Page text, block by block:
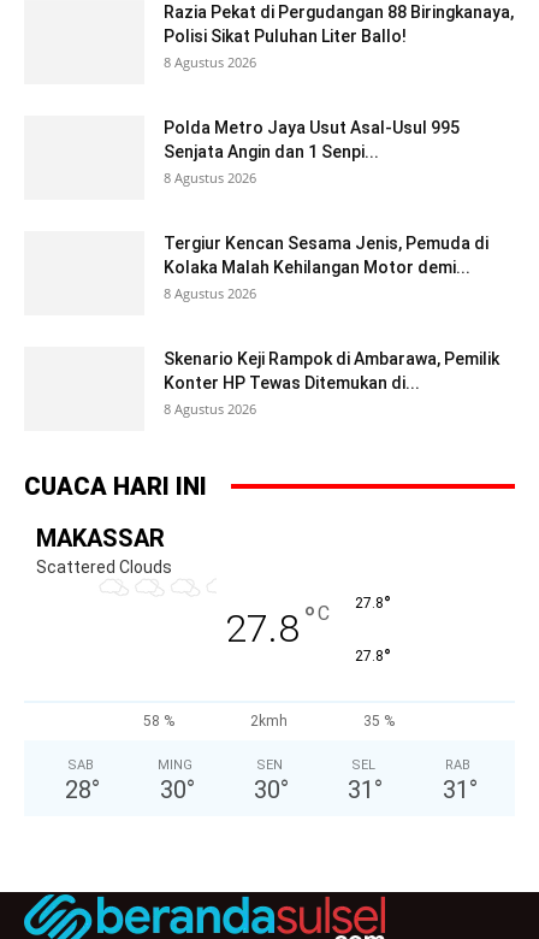
Razia Pekat di Pergudangan 88 Biringkanaya,
Polisi Sikat Puluhan Liter Ballo!
8 Agustus 2026
Polda Metro Jaya Usut Asal-Usul 995
Senjata Angin dan 1 Senpi...
8 Agustus 2026
Tergiur Kencan Sesama Jenis, Pemuda di
Kolaka Malah Kehilangan Motor demi...
8 Agustus 2026
Skenario Keji Rampok di Ambarawa, Pemilik
Konter HP Tewas Ditemukan di...
8 Agustus 2026
CUACA HARI INI
MAKASSAR
Scattered Clouds
27.8°C 27.8°
27.8°
58 % 2kmh 35 %
SAB
28°
MING
30°
SEN
30°
SEL
31 °
RAB
31 °